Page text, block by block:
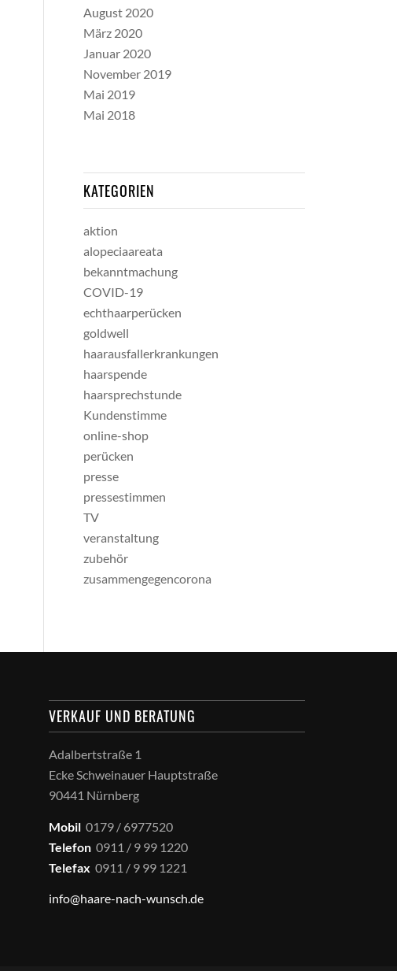
August 2020
März 2020
Januar 2020
November 2019
Mai 2019
Mai 2018
KATEGORIEN
aktion
alopeciaareata
bekanntmachung
COVID-19
echthaarperücken
goldwell
haarausfallerkrankungen
haarspende
haarsprechstunde
Kundenstimme
online-shop
perücken
presse
pressestimmen
TV
veranstaltung
zubehör
zusammengegencorona
VERKAUF UND BERATUNG
Adalbertstraße 1
Ecke Schweinauer Hauptstraße
90441 Nürnberg
Mobil 0179 / 6977520
Telefon 0911 / 9 99 1220
Telefax 0911 / 9 99 1221
info@haare-nach-wunsch.de